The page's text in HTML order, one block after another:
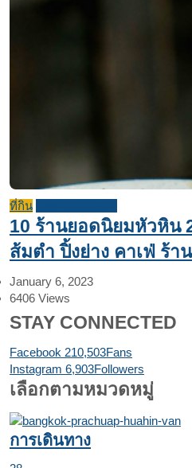
ที่กิน
10 ร้านยอดนิยมหัวหิน
ส้มตำ ปิ้งย่าง คาเฟ่ ร้า
January 6, 2023
6406 Views
STAY CONNECTED
Facebook 210,503Fans
Instagram 6,903Followers
เลือกตามหมวดหมู่
การเดินทาง